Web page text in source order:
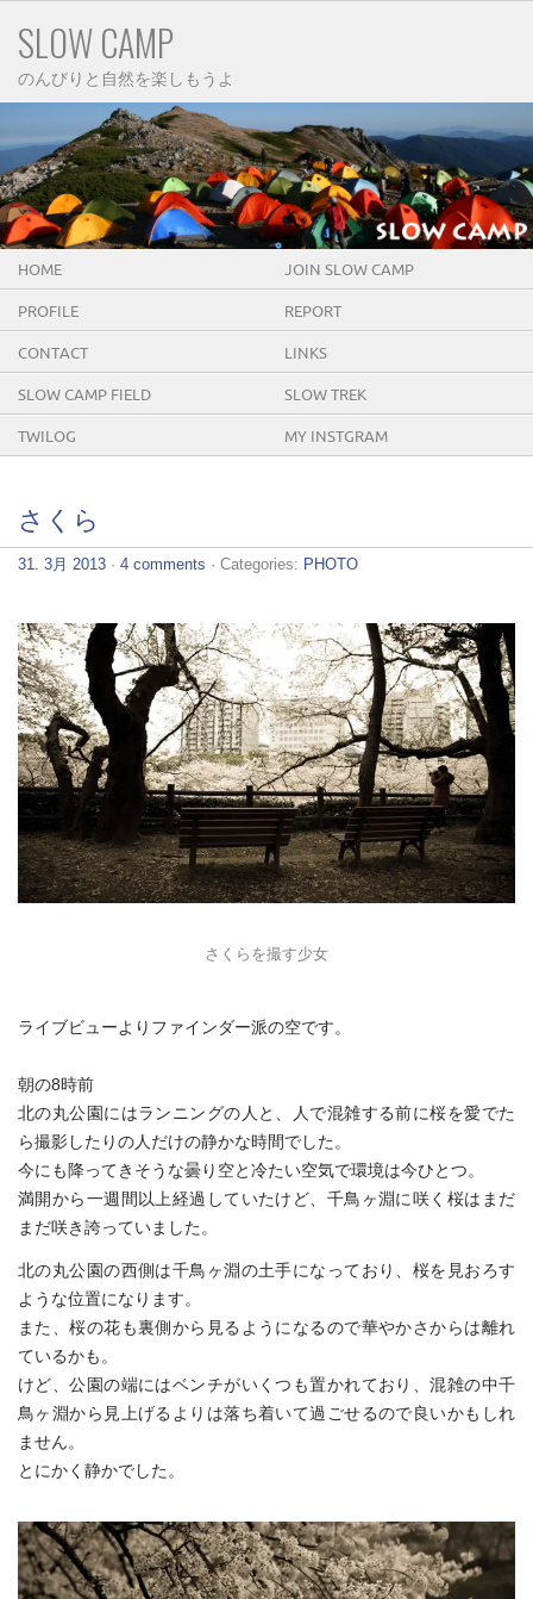
SLOW CAMP
のんびりと自然を楽しもうよ
HOME JOIN SLOW CAMP
PROFILE REPORT
CONTACT LINKS
SLOW CAMP FIELD SLOW TREK
TWILOG MY INSTGRAM
さくら
31. 3月 2013 · 4 comments · Categories: PHOTO
さくらを撮す少女
ライブビューよりファインダー派の空です。
朝の8時前
北の丸公園にはランニングの人と、人で混雑する前に桜を愛でた
ら撮影したりの人だけの静かな時間でした。
今にも降ってきそうな曇り空と冷たい空気で環境は今ひとつ。
満開から一週間以上経過していたけど、千鳥ヶ淵に咲く桜はまだ
まだ咲き誇っていました。
北の丸公園の西側は千鳥ヶ淵の土手になっており、桜を見おろす
ような位置になります。
また、桜の花も裏側から見るようになるので華やかさからは離れ
ているかも。
けど、公園の端にはベンチがいくつも置かれており、混雑の中千
鳥ヶ淵から見上げるよりは落ち着いて過ごせるので良いかもしれ
ません。
とにかく静かでした。